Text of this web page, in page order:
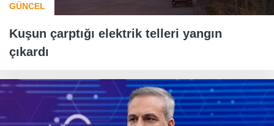
GÜNCEL
Kuşun çarptığı elektrik telleri yangın
çıkardı